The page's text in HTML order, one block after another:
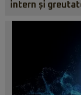
intern și